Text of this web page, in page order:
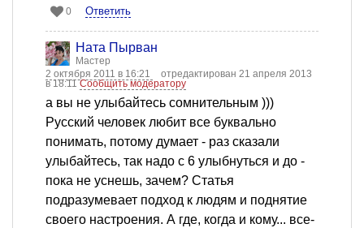
0 Ответить
Ната Пырван
Мастер
2 октября 2011 в 16:21
отредактирован 21 апреля 2013
в 18:11Сообщить модератору
а вы не улыбайтесь сомнительным )))
Русский человек любит все буквально
понимать, потому думает - раз сказали
улыбайтесь, так надо с 6 улыбнуться и до -
пока не уснешь, зачем? Статья
подразумевает подход к людям и поднятие
своего настроения. А где, когда и кому... все-